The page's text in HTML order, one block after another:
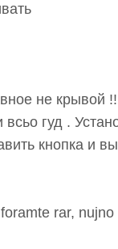
не крывой
гуд .
кнопка и
rar,